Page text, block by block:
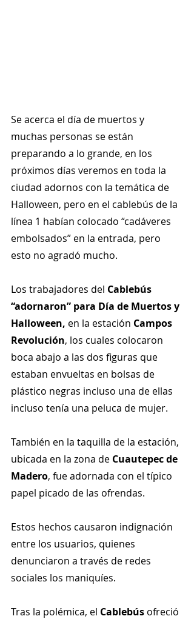
Se acerca el día de muertos y
muchas personas se están
preparando a lo grande, en los
próximos días veremos en toda la
ciudad adornos con la temática de
Halloween, pero en el cablebús de la
línea 1 habían colocado “cadáveres
embolsados” en la entrada, pero
esto no agradó mucho.
Los trabajadores del Cablebús
“adornaron” para Día de Muertos y
Halloween, en la estación Campos
Revolución, los cuales colocaron
boca abajo a las dos figuras que
estaban envueltas en bolsas de
plástico negras incluso una de ellas
incluso tenía una peluca de mujer.
También en la taquilla de la estación,
ubicada en la zona de Cuautepec de
Madero, fue adornada con el típico
papel picado de las ofrendas.
Estos hechos causaron indignación
entre los usuarios, quienes
denunciaron a través de redes
sociales los maniquíes.
Tras la polémica, el Cablebús ofreció